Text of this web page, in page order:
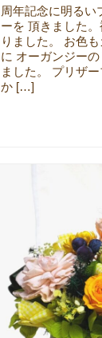
周年記念に明るい
ーを 頂きました
りました。 お色
に オーガンジー
ました。 プリザ
か […]